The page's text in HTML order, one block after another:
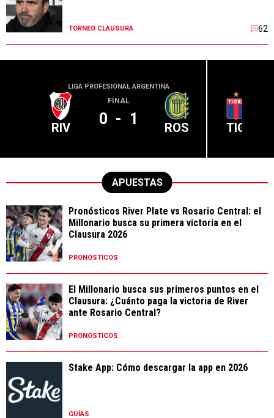
TORNEO CLAUSURA 62
LIGA PROFESIONAL ARGENTINA
RIV
FINAL
0 - 1 ROS TIG
APUESTAS
Pronósticos River Plate vs Rosario Central: el
Millonario busca su primera victoria en el
Clausura 2026
PRONÓSTICOS
El Millonario busca sus primeros puntos en el
Clausura: ¿Cuánto paga la victoria de River
ante Rosario Central?
PRONÓSTICOS
Stake App: Cómo descargar la app en 2026
GUÍAS